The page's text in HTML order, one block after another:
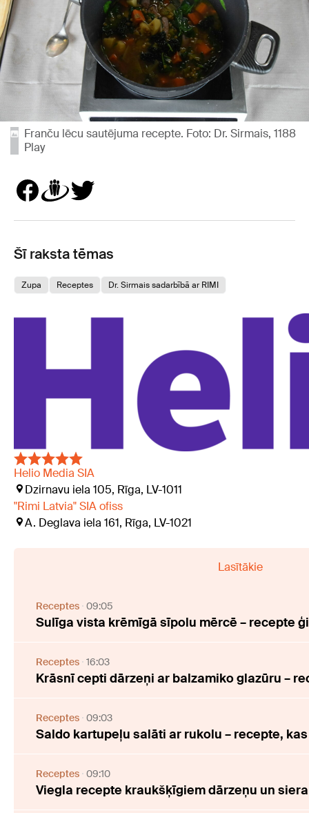
Franču lēcu sautējuma recepte. Foto: Dr. Sirmais, 1188
Play
Šī raksta tēmas
Zupa Receptes Dr. Sirmais sadarbībā ar RIMI
Helio Media SIA
Dzirnavu iela 105, Rīga, LV-1011
"Rimi Latvia" SIA ofiss
A. Deglava iela 161, Rīga, LV-1021
Lasītākie
Receptes 09:05
Sulīga vista krēmīgā sīpolu mērcē – recepte
Receptes 16:03
Krāsnī cepti dārzeņi ar balzamiko glazūru –
Receptes 09:03
Saldo kartupeļu salāti ar rukolu – recepte,
Receptes 09:10
Viegla recepte kraukšķīgiem dārzeņu un